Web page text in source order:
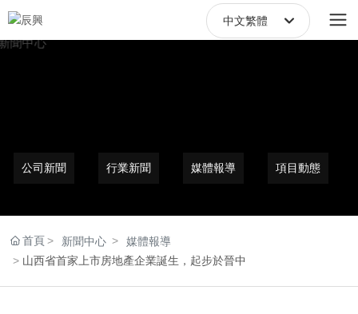
中文繁體
公司新聞 行業新聞 媒體報導 項目動態
首頁 新聞中心
媒體報導
山西省首家上市房地產企業誕生，起步於晉中